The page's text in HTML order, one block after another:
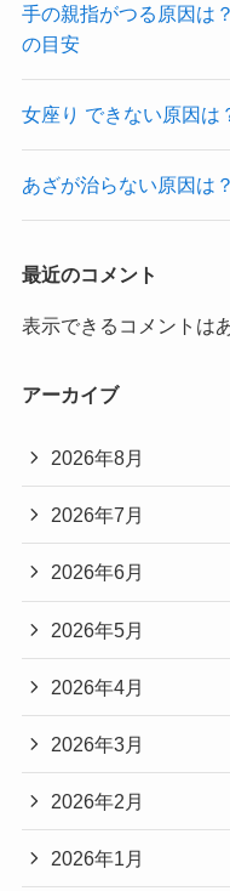
手の親指がつる原因は
の目安
女座り できない原因は
あざが治らない原因は
最近のコメント
表示できるコメントは
アーカイブ
2026年8月
2026年7月
2026年6月
2026年5月
2026年4月
2026年3月
2026年2月
2026年1月